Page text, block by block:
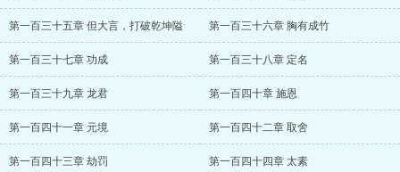
第一百三十五章 但大言，打破乾坤隘 第一百三十六章 胸有成竹
第一百三十七章 功成 第一百三十八章 定名
第一百三十九章 龙君 第一百四十章 施恩
第一百四十一章 元境 第一百四十二章 取舍
第一百四十三章 劫罚 第一百四十四章 太素